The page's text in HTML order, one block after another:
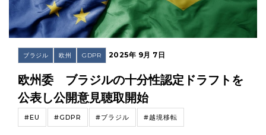
ブラジル 欧州 GDPR 2025年 9月 7日
欧州委 ブラジルの十分性認定ドラフトを
公表し公開意見聴取開始
#EU #GDPR #ブラジル #越境移転